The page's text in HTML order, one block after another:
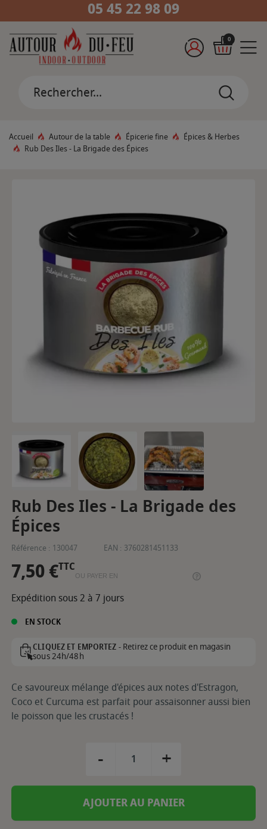
05 45 22 98 09
0
Accueil Autour de la table Épicerie fine
Épices & Herbes
Rub Des Iles - La Brigade des Épices
Rub Des Iles - La Brigade des
Épices
Référence : 130047 EAN : 3760281451133
7,50 €TTC
OU PAYER EN
Expédition sous 2 à 7 jours
EN STOCK
CLIQUEZ ET EMPORTEZ -Retirez ce produit en magasin
sous 24h/48h
Ce savoureux mélange d'épices aux notes d'Estragon,
Coco et Curcuma est parfait pour assaisonner aussi bien
le poisson que les crustacés !
- +
AJOUTER AU PANIER